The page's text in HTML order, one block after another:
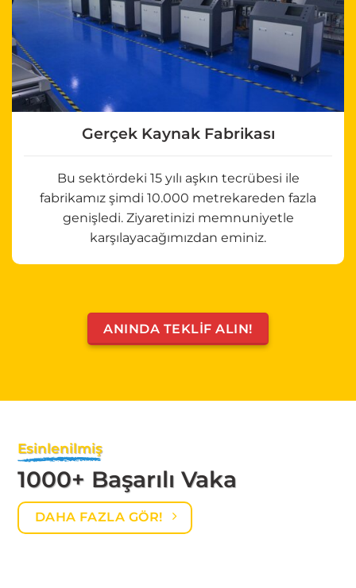
Gerçek Kaynak Fabrikası
Bu sektördeki 15 yılı aşkın tecrübesi ile
fabrikamız şimdi 10.000 metrekareden fazla
genişledi. Ziyaretinizi memnuniyetle
karşılayacağımızdan eminiz.
ANINDA TEKLIF ALIN!
Esinlenilmiş
1000+ Başarılı Vaka
DAHA FAZLA GÖR!